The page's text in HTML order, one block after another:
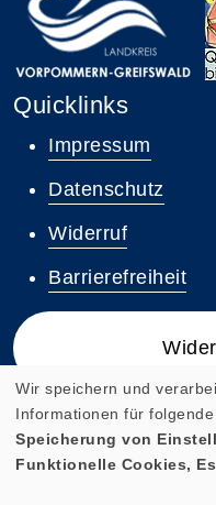
Quicklinks
Impressum
Datenschutz
Widerruf
Barrierefreiheit
Cookie Einstellungen
Wir speichern und
Informationen für
Speicherung von
Funktionelle Cookies,